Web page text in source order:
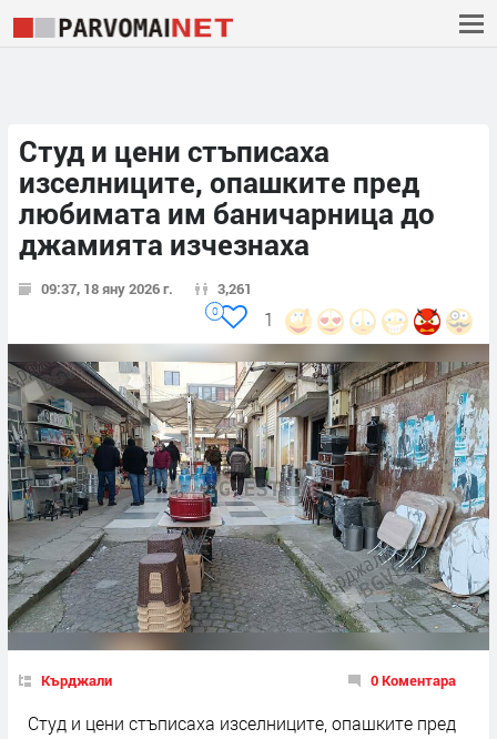
Студ и цени стъписаха
изселниците, опашките пред
любимата им баничарница до
джамията изчезнаха
09:37, 18 яну 2026 г. 3,261
1
0
Кърджали 0 Коментара
Студ и цени стъписаха изселниците, опашките пред